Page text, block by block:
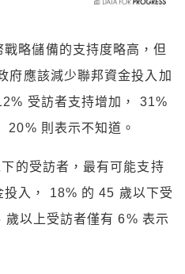
略儲備的支持度略高，但
府應該減少聯邦資金投入加
受訪者支持增加， 31%
20% 則表示不知道。
的受訪者，最有可能支持
入， 18% 的 45 歲以下受
以上受訪者僅有 6% 表示